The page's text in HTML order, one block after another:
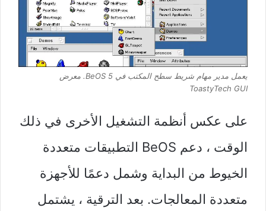
يعمل مدير مهام شريط سطح المكتب في BeOS 5.
معرض
ToastyTech GUI
على عكس أنظمة التشغيل الأخرى في ذلك
الوقت ، دعم BeOS التطبيقات متعددة
الخيوط من البداية وشمل دعمًا للأجهزة
متعددة المعالجات. بعد الترقية ، يشتمل